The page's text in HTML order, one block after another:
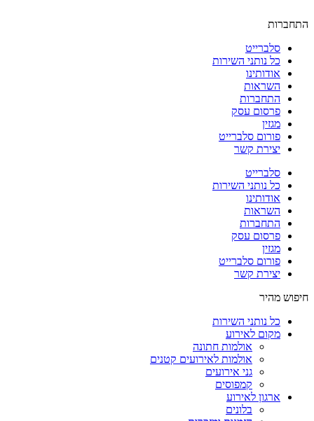
התחברות
סלברייט
כל נותני השירות
אודותינו
השראות
התחברות
פרסום עסק
מגזין
פורום סלברייט
יצירת קשר
סלברייט
כל נותני השירות
אודותינו
השראות
התחברות
פרסום עסק
מגזין
פורום סלברייט
יצירת קשר
חיפוש מהיר
כל נותני השירות
מקום לאירוע
אולמות חתונה
אולמות לאירועים קטנים
גני אירועים
קמפוסים
ארגון לאירוע
בלונים